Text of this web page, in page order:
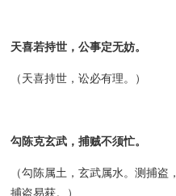
天喜若持世，公事定无妨。
（天喜持世，讼必有理。）
勾陈克玄武，捕贼不须忙。
（勾陈属土，玄武属水。测捕盗
捕盗易获。）